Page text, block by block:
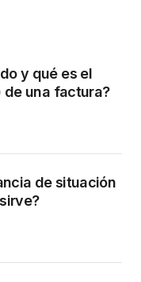
y qué es el
de una factura?
de situación